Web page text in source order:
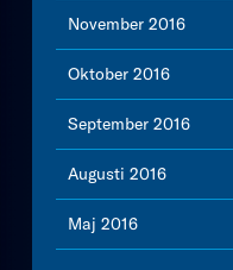
November 2016
Oktober 2016
September 2016
Augusti 2016
Maj 2016